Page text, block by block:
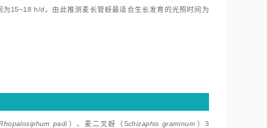
15~18 h/d，由此推测麦长管蚜最适合生长发育的光照时间为
padi ）、麦二叉蚜（Schizaphis graminum ）3